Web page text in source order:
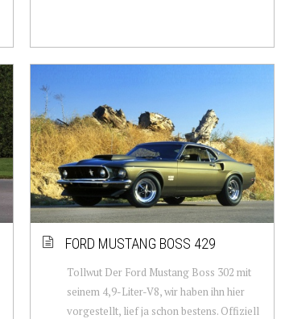
FORD MUSTANG BOSS 429
Tollwut Der Ford Mustang Boss 302 mit
seinem 4,9-Liter-V8, wir haben ihn hier
vorgestellt, lief ja schon bestens. Offiziell